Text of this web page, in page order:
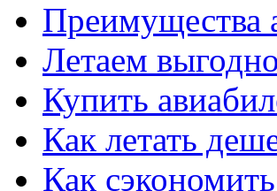
Преимущества
Летаем
Купить
Как летать
Как